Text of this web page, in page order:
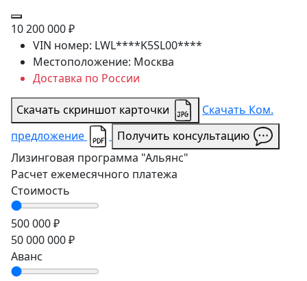
10 200 000 ₽
VIN номер: LWL****K5SL00****
Местоположение: Москва
Доставка по России
Скачать скриншот карточки
Скачать Ком.
предложение
Получить консультацию
Лизинговая программа "Альянс"
Расчет ежемесячного платежа
Стоимость
500 000 ₽
50 000 000 ₽
Аванс